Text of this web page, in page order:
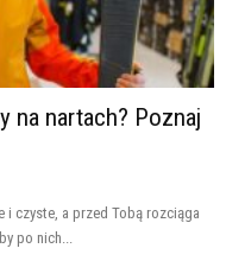
na nartach? Poznaj
czyste, a przed Tobą rozciąga
po nich...